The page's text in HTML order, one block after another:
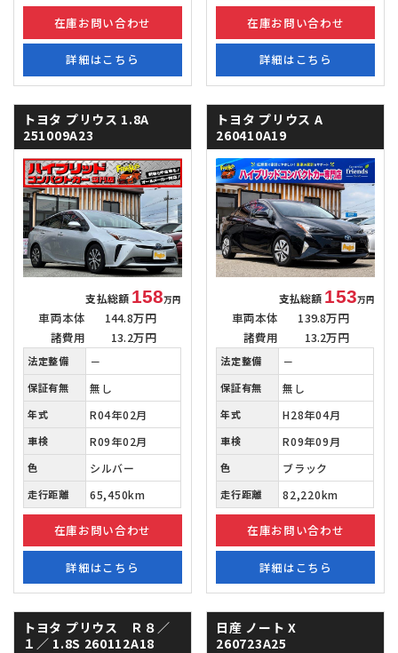
在庫お問い合わせ
詳細はこちら
在庫お問い合わせ
詳細はこちら
トヨタ プリウス 1.8A
251009A23
支払総額 158万円
車両本体
144.8万円
諸費用
13.2万円
法定整備 －
保証有無 無し
年式 R04年02月
車検 R09年02月
色 シルバー
走行距離 65,450km
在庫お問い合わせ
詳細はこちら
トヨタ プリウス A
260410A19
支払総額 153万円
車両本体
139.8万円
諸費用
13.2万円
法定整備 －
保証有無 無し
年式 H28年04月
車検 R09年09月
色 ブラック
走行距離 82,220km
在庫お問い合わせ
詳細はこちら
トヨタ プリウス Ｒ８／
１／ 1.8S 260112A18
日産 ノートX
260723A25